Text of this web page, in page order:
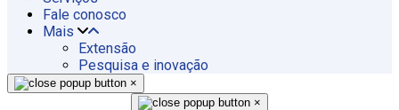
Fale conosco
Mais
Extensão
Pesquisa e inovação
×
×